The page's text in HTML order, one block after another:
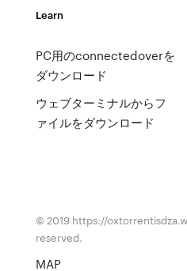
Learn
PC用のconnectedoverを
ダウンロード
ウェブターミナルからフ
ァイルをダウンロード
© 2019 https://
reserved.
MAP